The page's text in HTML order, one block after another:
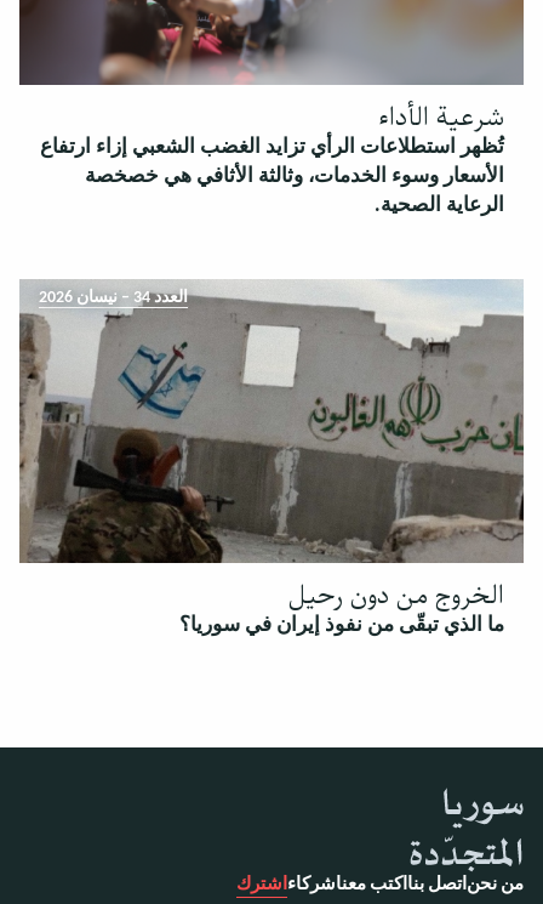
شرعية الأداء
تُظهر استطلاعات الرأي تزايد الغضب الشعبي إزاء ارتفاع
الأسعار وسوء الخدمات، وثالثة الأثافي هي خصخصة
الرعاية الصحية.
العدد 34 – نيسان 2026
الخروج من دون رحيل
ما الذي تبقّى من نفوذ إيران في سوريا؟
من نحناتصل بنااكتب معناشركاءاشترك